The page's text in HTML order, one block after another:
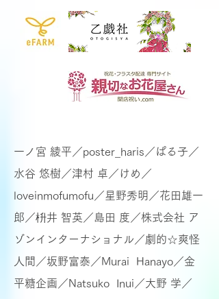
一ノ宮 綾平／poster_haris／ぱる子／
水谷 悠樹／津村 卓／けめ／
loveinmofumofu／星野秀明／花田雄一
郎／枡井 智英／島田 度／株式会社 ア
ゾンインターナショナル／劇的☆爽怪
人間／坂野富泰／Murai Hanayo／金
平糖企画／ Natsuko Inui／大野 学／